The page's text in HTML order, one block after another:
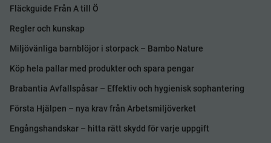
Fläckguide Från A till Ö
Regler och kunskap
Miljövänliga barnblöjor i storpack – Bambo Nature
Köp hela pallar med produkter och spara pengar
Brabantia Avfallspåsar – Effektiv och hygienisk sophantering
Första Hjälpen – nya krav från Arbetsmiljöverket
Engångshandskar – hitta rätt skydd för varje uppgift